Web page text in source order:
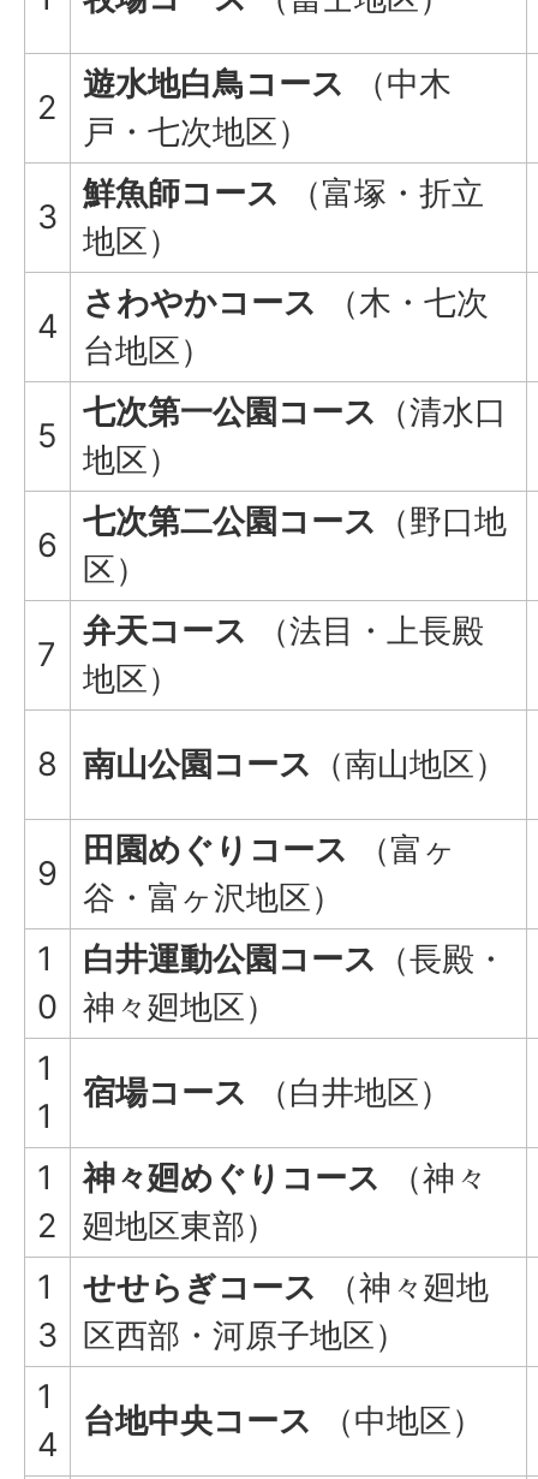
2
遊水地白鳥コース （中木
戸・七次地区）
3
鮮魚師コース （富塚・折立
地区）
4
さわやかコース （木・七次
台地区）
5
七次第一公園コース （清水口
地区）
6
七次第二公園コース （野口地
区）
7
弁天コース （法目・上長殿
地区）
8 南山公園コース （南山地区）
9
田園めぐりコース （富ヶ
谷・富ヶ沢地区）
1
0
白井運動公園コース （長殿・
神々廻地区）
1
1
宿場コース （白井地区）
1
2
神々廻めぐりコース （神々
廻地区東部）
1
3
せせらぎコース （神々廻地
区西部・河原子地区）
1
4
台地中央コース （中地区）